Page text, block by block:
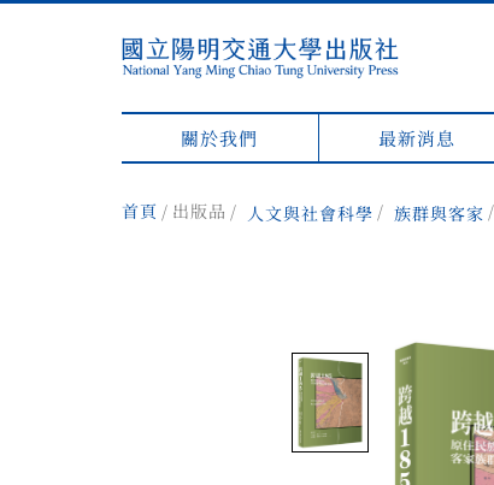
關於我們 最新消息
首頁 出版品 人文與社會科學 族群與客家